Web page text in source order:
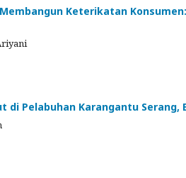
Keterikatan
di Pelabuhan Karangantu Serang,